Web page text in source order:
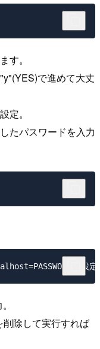
す。
で進めて大丈
定。
たパスワードを入力
除して実行すれば